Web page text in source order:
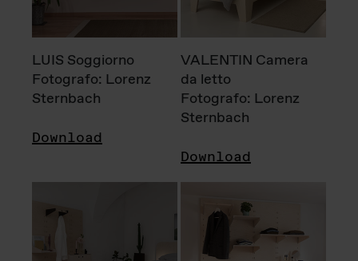
LUIS Soggiorno
Fotografo: Lorenz
Sternbach
Download
VALENTIN Camera
da letto
Fotografo: Lorenz
Sternbach
Download